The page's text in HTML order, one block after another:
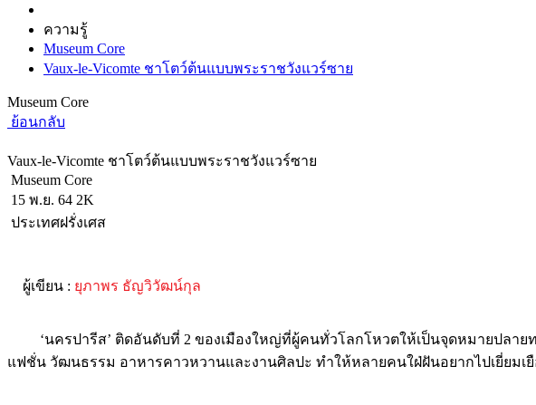
ความรู้
Museum Core
Vaux-le-Vicomte ชาโตว์ต้นแบบพระราชวังแวร์ซาย
Museum Core
ย้อนกลับ
Vaux-le-Vicomte ชาโตว์ต้นแบบพระราชวังแวร์ซาย
Museum Core
15 พ.ย. 64 2K
ประเทศฝรั่งเศส
ผู้เขียน : ยุภาพร ธัญวิวัฒน์กุล
‘นครปารีส’ ติดอันดับที่ 2 ของเมืองใหญ่ที่ผู้คนทั่วโลกโหวตให้เป็นจุดหมายปลาย
แฟชั่น วัฒนธรรม อาหารคาวหวานและงานศิลปะ ทำให้หลายคนใฝ่ฝันอยากไปเยี่ยมเ